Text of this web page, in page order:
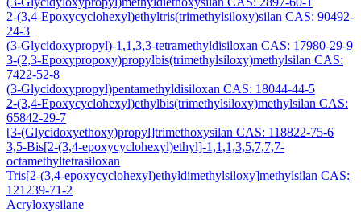
2-(3,4-Epoxycyclohexyl)ethyltris(trimethylsiloxy)silan CAS: 90492-
24-3
(3-Glycidoxypropyl)-1,1,3,3-tetramethyldisiloxan CAS: 17980-29-9
3-(2,3-Epoxypropoxy)propylbis(trimethylsiloxy)methylsilan CAS:
7422-52-8
(3-Glycidoxypropyl)pentamethyldisiloxan CAS: 18044-44-5
2-(3,4-Epoxycyclohexyl)ethylbis(trimethylsiloxy)methylsilan CAS:
65842-29-7
[3-(Glycidoxyethoxy)propyl]trimethoxysilan CAS: 118822-75-6
3,5-Bis[2-(3,4-epoxycyclohexyl)ethyl]-1,1,1,3,5,7,7,7-
octamethyltetrasiloxan
Tris[2-(3,4-epoxycyclohexyl)ethyldimethylsiloxy]methylsilan CAS:
121239-71-2
Acryloxysilane